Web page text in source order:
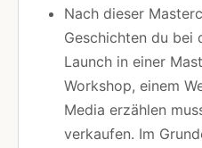
Nach dieser
Geschichten du bei
Launch in einer
Workshop, einem
Media erzählen
verkaufen. Im